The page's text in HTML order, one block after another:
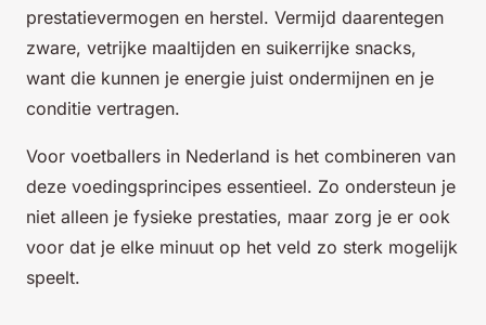
prestatievermogen en herstel. Vermijd daarentegen
zware, vetrijke maaltijden en suikerrijke snacks,
want die kunnen je energie juist ondermijnen en je
conditie vertragen.
Voor voetballers in Nederland is het combineren van
deze voedingsprincipes essentieel. Zo ondersteun je
niet alleen je fysieke prestaties, maar zorg je er ook
voor dat je elke minuut op het veld zo sterk mogelijk
speelt.